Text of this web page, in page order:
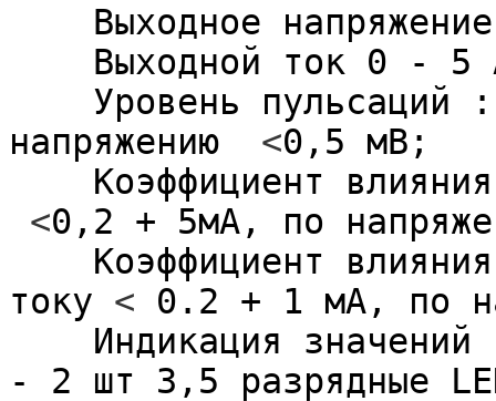
Выходное
Выходной ток 0 - 5
Уровень пульсаций
напряжению <0 , 5 мВ;
Коэффициент
<0 , 2 + 5мА, по
Коэффициент
току < 0.2 + 1 мА, по
Индикация значений
- 2 шт 3 , 5 разрядные